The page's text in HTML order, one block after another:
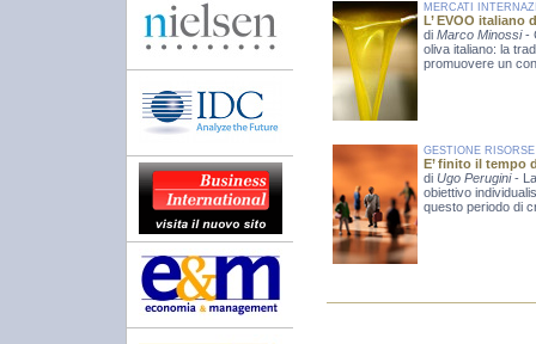
MERCATI
L’ EVOO
di Marco Minossi-
oliva italiano: la
promuovere un
GESTIONE
E’ finito il tempo
di Ugo Perugini-
obiettivo
questo periodo di